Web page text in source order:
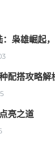
枭雄崛起
配搭攻略解
亮之道